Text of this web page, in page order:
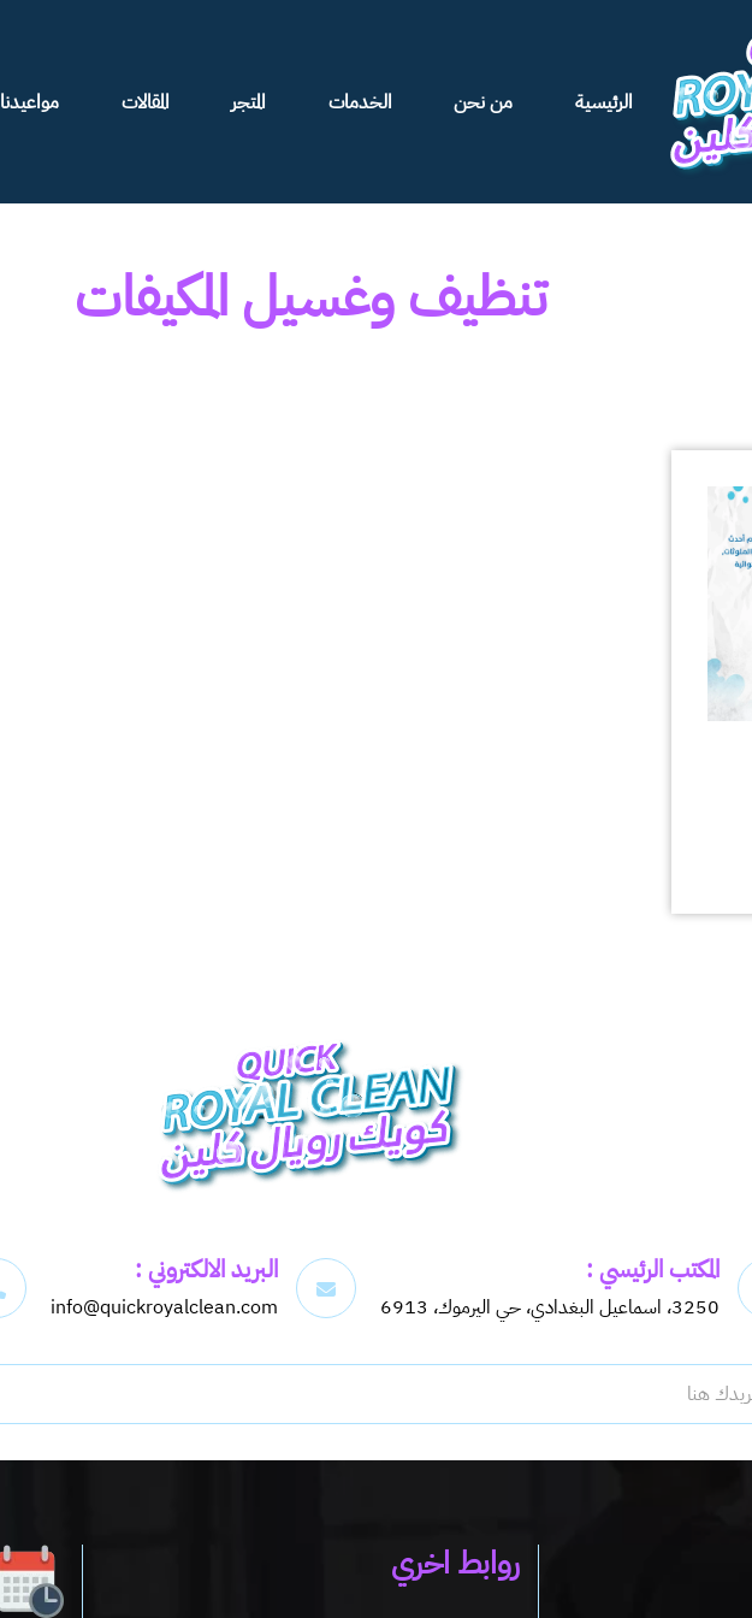
الرئيسية من نحن الخدمات المتجر المقالات مواعيدنا
تنظيف وغسيل المكيفات
المكتب الرئيسي :
3250، اسماعيل البغدادي، حي اليرموك، 6913
البريد الالكتروني :
info@quickroyalclean.com
روابط اخري